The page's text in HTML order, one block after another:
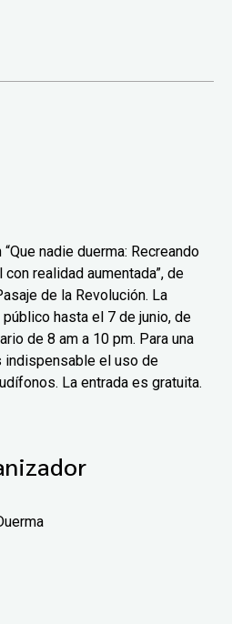
nadie duerma: Recreando
realidad aumentada”, de
de la Revolución. La
hasta el 7 de junio, de
de 8 am a 10 pm. Para una
indispensable el uso de
La entrada es gratuita.